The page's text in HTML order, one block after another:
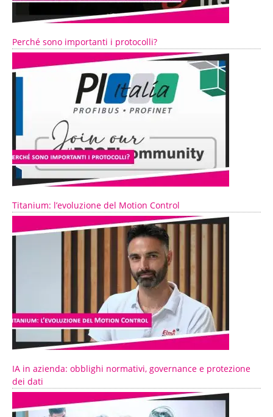
Perché sono importanti i protocolli?
Titanium: l’evoluzione del Motion Control
IA in azienda: obblighi normativi, governance e protezione
dei dati